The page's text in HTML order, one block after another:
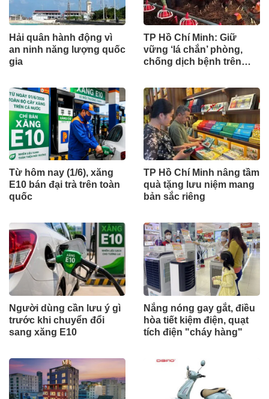
Hải quân hành động vì
an ninh năng lượng quốc
gia
TP Hồ Chí Minh: Giữ
vững ‘lá chắn’ phòng,
chống dịch bệnh trên
Từ hôm nay (1/6), xăng
E10 bán đại trà trên toàn
quốc
TP Hồ Chí Minh nâng tầm
quà tặng lưu niệm mang
bản sắc riêng
Người dùng cần lưu ý gì
trước khi chuyển đổi
sang xăng E10
Nắng nóng gay gắt, điều
hòa tiết kiệm điện, quạt
tích điện "cháy hàng"